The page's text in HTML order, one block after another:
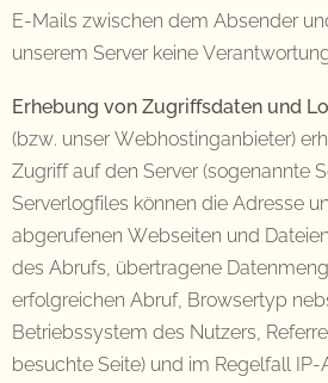
E-Mails zwischen dem Absender
unserem Server keine
Erhebung von Zugriffsdaten und
(bzw. unser Webhostinganbieter)
Zugriff auf den Server (sogenannte
Serverlogfiles können die Adresse
abgerufenen Webseiten und
des Abrufs, übertragene
erfolgreichen Abruf, Browsertyp
Betriebssystem des Nutzers,
besuchte Seite) und im Regelfall